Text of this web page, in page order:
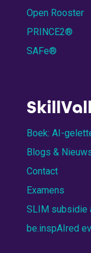
Open Rooster
PRINCE2®
SAFe®
Boek: AI-
Blogs &
Contact
Examens
SLIM subsidie
be.inspAIred